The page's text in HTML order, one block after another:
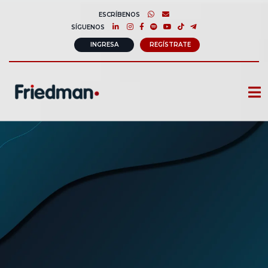
ESCRÍBENOS
SÍGUENOS
INGRESA REGÍSTRATE
CURSOS
CONSULTORÍA CORPORATIVA
COMUNIDAD FRIEDMAN
SOBRE NOSOTROS